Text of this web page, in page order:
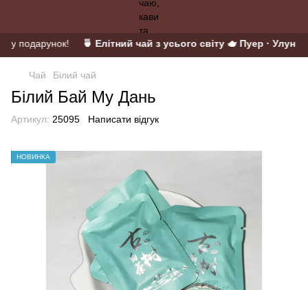
у подарунок! 🍵 Елітний чай з усього світу 🫖 Пуер · Улун ·
Чай Білий чай
Білий Бай Му Дань
Артикул: 25095 Написати відгук
НОВИНКА